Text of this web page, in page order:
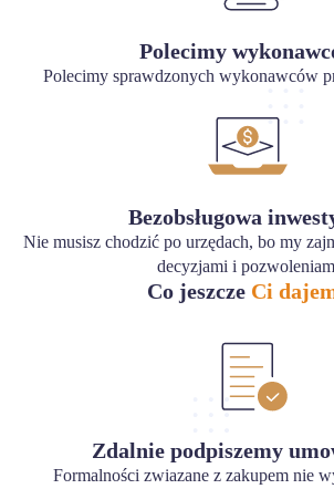
Polecimy
Polecimy sprawdzonych wykonawców
Bezobsługowa
Nie musisz chodzić po urzędach, bo my
decyzjami i
Co jeszcze Ci
Zdalnie podpiszemy
Formalności zwiazane z zakupem nie